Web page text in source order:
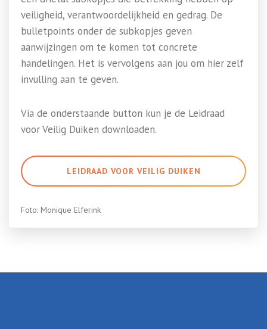
veiligheid, verantwoordelijkheid en gedrag. De
bulletpoints onder de subkopjes geven
aanwijzingen om te komen tot concrete
handelingen. Het is vervolgens aan jou om hier zelf
invulling aan te geven.
Via de onderstaande button kun je de Leidraad
voor Veilig Duiken downloaden.
LEIDRAAD VOOR VEILIG DUIKEN
Foto: Monique Elferink